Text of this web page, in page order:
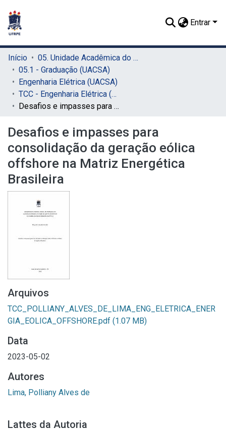
Entrar
Início
05. Unidade Acadêmica do Cabo de Santo Agostinho (UACSA)
05.1 - Graduação (UACSA)
Engenharia Elétrica (UACSA)
TCC - Engenharia Elétrica (UACSA)
Desafios e impasses para consolidação da geração eólica offshore na Matriz Energética Brasileira
Desafios e impasses para
consolidação da geração eólica
offshore na Matriz Energética
Brasileira
Arquivos
TCC_POLLIANY_ALVES_DE_LIMA_ENG_ELETRICA_ENER
GIA_EOLICA_OFFSHORE.pdf (1.07 MB)
Data
2023-05-02
Autores
Lima, Polliany Alves de
Lattes da Autoria